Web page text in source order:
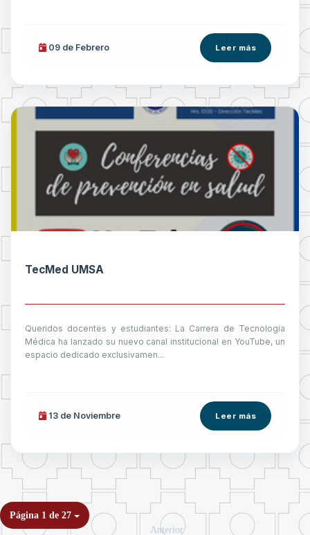
09 de Febrero Leer más
TecMed UMSA
Queridos docentes y estudiantes: La Carrera de Tecnología
Médica ha lanzado su nuevo canal institucional en YouTube, un
espacio dedicado exclusivamen...
13 de Noviembre Leer más
Página 1 de 27
Anterior